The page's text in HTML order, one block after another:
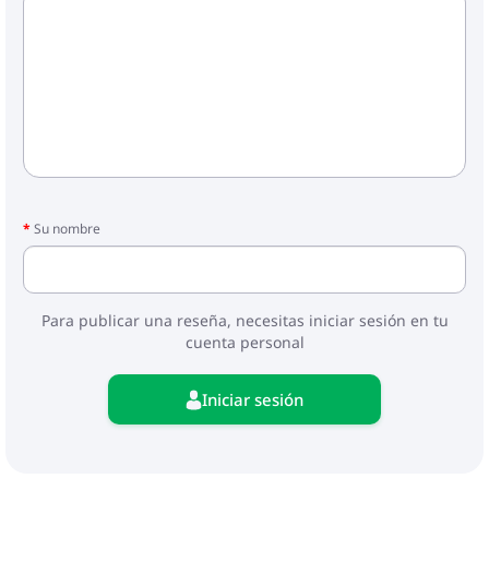
Su nombre
Para publicar una reseña, necesitas iniciar sesión en tu
cuenta personal
Iniciar sesión